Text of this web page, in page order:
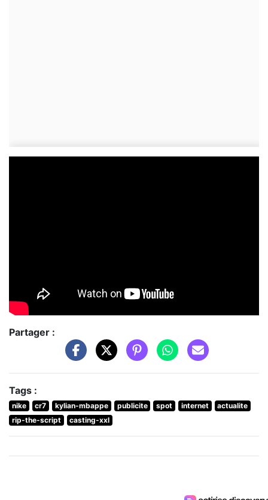
Partager :
Tags :
nike cr7 kylian-mbappe publicite spot internet
actualite
rip-the-script
casting-xxl